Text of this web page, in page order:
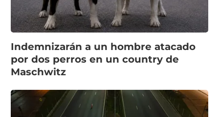
Indemnizarán a un hombre atacado
por dos perros en un country de
Maschwitz